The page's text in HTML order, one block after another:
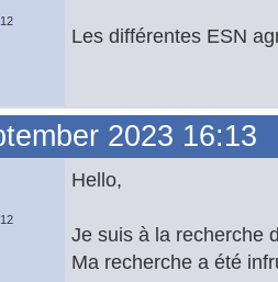
Les différentes ESN
2023 16:13
Hello,
Je suis à la recherche
Ma recherche a été